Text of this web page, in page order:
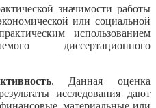
значимости работы
или социальной
использованием
диссертационного
. Данная оценка
исследования дают
материальные или